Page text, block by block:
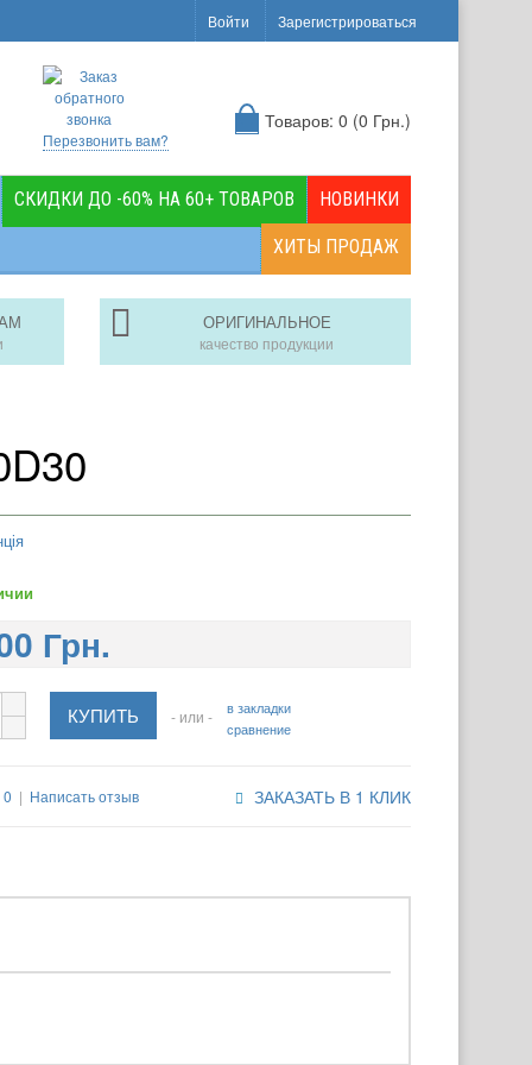
Войти Зарегистрироваться
Перезвонить вам?
Товаров: 0 (0 Грн.)
НОВИНКИ
СКИДКИ ДО -60% НА 60+ ТОВАРОВ
ХИТЫ ПРОДАЖ
ОРИГИНАЛЬНОЕ
качество продукции
Грн.
- или -
в закладки
сравнение
| Написать отзыв ЗАКАЗАТЬ В 1 КЛИК